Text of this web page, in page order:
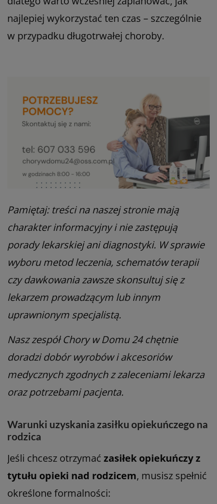
najlepiej wykorzystać ten czas – szczególnie
w przypadku długotrwałej choroby.
Pamiętaj: treści na naszej stronie mają
charakter informacyjny i nie zastępują
porady lekarskiej ani diagnostyki. W sprawie
wyboru metod leczenia, schematów terapii
czy dawkowania zawsze skonsultuj się z
lekarzem prowadzącym lub innym
uprawnionym specjalistą.
Nasz zespół Chory w Domu 24 chętnie
doradzi dobór wyrobów i akcesoriów
medycznych zgodnych z zaleceniami lekarza
oraz potrzebami pacjenta.
Warunki uzyskania zasiłku opiekuńczego na
rodzica
Jeśli chcesz otrzymać zasiłek opiekuńczy z
tytułu opieki nad rodzicem, musisz spełnić
określone formalności: